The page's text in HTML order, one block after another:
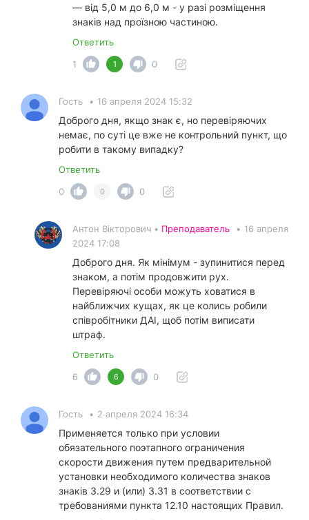
— від 5,0 м до 6,0 м - у разі розміщення
знаків над проїзною частиною.
Ответить
1
1 0
Гость • 16 апреля 2024 15:32
Доброго дня, якщо знак є, но перевіряючих
немає, по суті це вже не контрольний пункт, що
робити в такому випадку?
Ответить
0
0 0
Антон Вікторович • Преподаватель • 16 апреля
2024 17:08
Доброго дня. Як мінімум - зупинитися перед
знаком, а потім продовжити рух.
Перевіряючі особи можуть ховатися в
найближчих кущах, як це колись робили
співробітники ДАІ, щоб потім виписати
штраф.
Ответить
6
6 0
Гость • 2 апреля 2024 16:34
Применяется только при условии
обязательного поэтапного ограничения
скорости движения путем предварительной
установки необходимого количества знаков
знаків 3.29 и (или) 3.31 в соответствии с
требованиями пункта 12.10 настоящих Правил.